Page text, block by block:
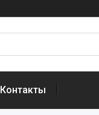
Контакты